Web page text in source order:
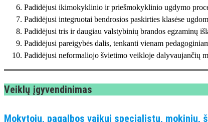
Padidėjusi ikimokyklinio ir priešmokyklinio ugdymo
Padidėjusi integruotai bendrosios paskirties klasėse
Padidėjusi tris ir daugiau valstybinių brandos egzaminų
Padidėjusi pareigybės dalis, tenkanti vienam
Padidėjusi neformaliojo švietimo veikloje dalyvaujančių
Veiklų įgyvendinimas
Mokytojų, pagalbos vaikui specialistų,